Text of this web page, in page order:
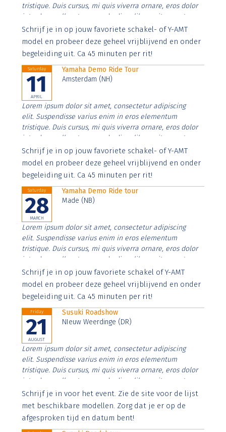
tristique. Duis cursus, mi quis viverra ornare, eros dolor
interdum nulla, ut commodo diam libero vitae erat.
Aenean faucibus nibh et justo cursus id rutrum lorem
imperdiet. Nunc ut sem vitae risus tristique posuere.
Schrijf je in op jouw favoriete schakel- of Y-AMT
model en probeer deze geheel vrijblijvend en onder
begeleiding uit. Ca 45 minuten per rit!
Saturday
11
APRIL
Yamaha Demo Ride Tour
Amsterdam (NH)
Lorem ipsum dolor sit amet, consectetur adipiscing
elit. Suspendisse varius enim in eros elementum
tristique. Duis cursus, mi quis viverra ornare, eros dolor
interdum nulla, ut commodo diam libero vitae erat.
Aenean faucibus nibh et justo cursus id rutrum lorem
imperdiet. Nunc ut sem vitae risus tristique posuere.
Schrijf je in op jouw favoriete schakel- of Y-AMT
model en probeer deze geheel vrijblijvend en onder
begeleiding uit. Ca 45 minuten per rit!
Saturday
28
MARCH
Yamaha Demo Ride tour
Made (NB)
Lorem ipsum dolor sit amet, consectetur adipiscing
elit. Suspendisse varius enim in eros elementum
tristique. Duis cursus, mi quis viverra ornare, eros dolor
interdum nulla, ut commodo diam libero vitae erat.
Aenean faucibus nibh et justo cursus id rutrum lorem
imperdiet. Nunc ut sem vitae risus tristique posuere.
Schrijf je in op jouw favoriete schakel of Y-AMT
model en probeer deze geheel vrijblijvend en onder
begeleiding uit. Ca 45 minuten per rit!
Friday
21
AUGUST
Susuki Roadshow
NIeuw Weerdinge (DR)
Lorem ipsum dolor sit amet, consectetur adipiscing
elit. Suspendisse varius enim in eros elementum
tristique. Duis cursus, mi quis viverra ornare, eros dolor
interdum nulla, ut commodo diam libero vitae erat.
Aenean faucibus nibh et justo cursus id rutrum lorem
imperdiet. Nunc ut sem vitae risus tristique posuere.
Schrijf je in voor het event. Zie de site voor de lijst
met beschikbare modellen. Zorg dat je er op de
afgesproken tijd en datum bent!